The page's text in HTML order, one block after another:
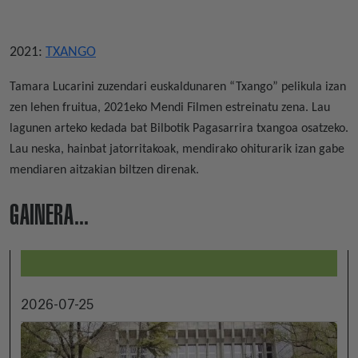
2021: TXANGO
Tamara Lucarini zuzendari euskaldunaren “Txango” pelikula izan
zen lehen fruitua, 2021eko Mendi Filmen estreinatu zena. Lau
lagunen arteko kedada bat Bilbotik Pagasarrira txangoa osatzeko.
Lau neska, hainbat jatorritakoak, mendirako ohiturarik izan gabe
mendiaren aitzakian biltzen direnak.
GAINERA...
2026-07-25